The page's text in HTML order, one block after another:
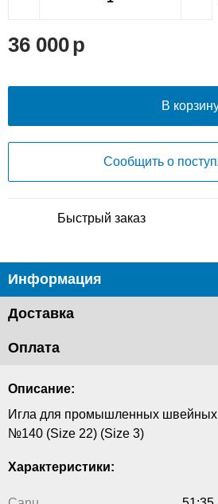
36 000
В
Сообщить о
Быстрый заказ
Информация
Доставка
Оплата
Описание:
Игла для промышленных
№140 (Size 22) (Size 3)
Характеристики: